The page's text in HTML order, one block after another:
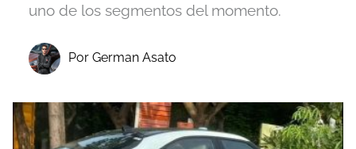
uno de los segmentos del momento.
Por German Asato